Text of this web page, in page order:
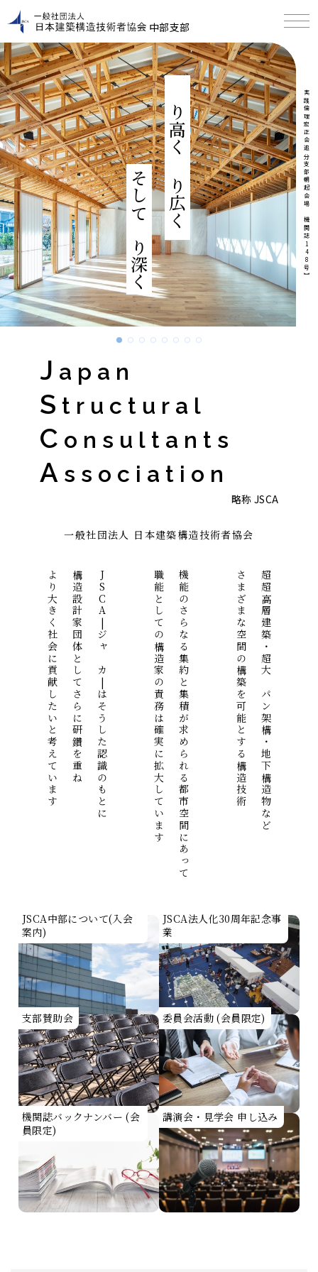
中部支部
実践倫理宏正会追分支部朝起会場【機関誌148号】
より高く より広く
そしてより深く
J apan
S tructural
C onsultants
A ssociation
略称 JSCA
一般社団法人 日本建築構造技術者協会
超超高層建築・超大スパン架構・地下構造物など
さまざまな空間の構築を可能とする構造技術
機能のさらなる集約と集積が求められる都市空間にあって
職能としての構造家の責務は確実に拡大しています
JSCA|ジャスカ|はそうした認識のもとに
構造設計家団体としてさらに研鑽を重ね
より大きく社会に貢献したいと考えています
JSCA中部について(入会
案内)
JSCA法人化30周年記念事
業
支部賛助会 委員会活動 (会員限定)
機関誌バックナンバー (会
員限定)
講演会・見学会 申し込み